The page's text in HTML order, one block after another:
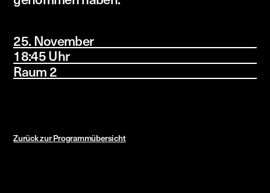
25. November
18:45 Uhr
Raum 2
Zurück zur Programmübersicht